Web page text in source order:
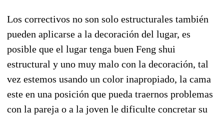
Los correctivos no son solo estructurales también
pueden aplicarse a la decoración del lugar, es
posible que el lugar tenga buen Feng shui
estructural y uno muy malo con la decoración, tal
vez estemos usando un color inapropiado, la cama
este en una posición que pueda traernos problemas
con la pareja o a la joven le dificulte concretar su